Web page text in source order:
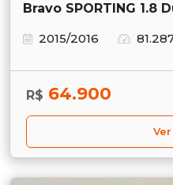
Bravo SPORTING 1.8
2015/2016
R$ 64.900